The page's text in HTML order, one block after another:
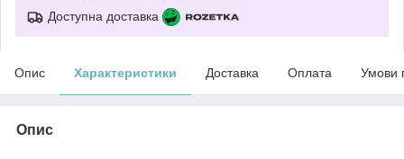
Доступна доставка
Опис Характеристики Доставка Оплата Умови
Опис